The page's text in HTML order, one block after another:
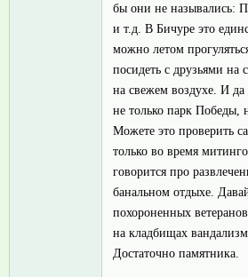
бы они не назывались:
и т.д. В Бичуре это
можно летом
посидеть с друзьями на
на свежем воздухе. И
не только парк Победы,
Можете это проверить
только во время
говорится про
банальном отдыхе.
похороненных
на кладбищах
Достаточно памятника.